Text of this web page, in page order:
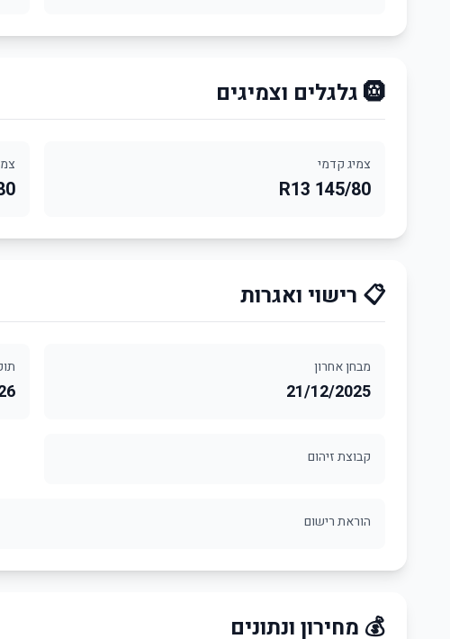
🛞 גלגלים וצמיגים
צמיג קדמי
145/80 R13
📋 רישוי ואגרות
מבחן אחרון
21/12/2025
קבוצת זיהום
הוראת רישום
💰 מחירון ונתונים